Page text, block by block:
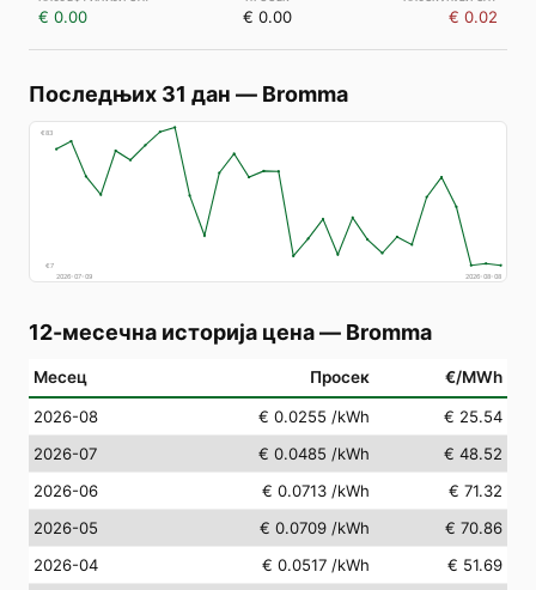
€ 0.00 € 0.00 € 0.02
Последњих 31 дан — Bromma
€83
€7
2026-07-09
2026-08-08
12-месечна историја цена— Bromma
Месец Просек €/MWh
2026-08 € 0.0255 /kWh
€ 25.54
2026-07
€ 0.0485 /kWh
€ 48.52
2026-06
€ 0.0713 /kWh
€ 71.32
2026-05
€ 0.0709 /kWh
€ 70.86
2026-04
€ 0.0517 /kWh
€ 51.69